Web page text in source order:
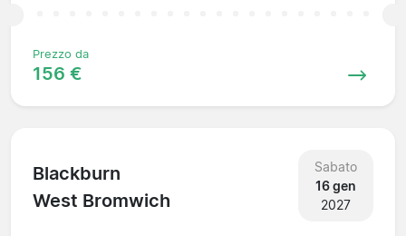
Prezzo da
156 €
Blackburn
West Bromwich
Sabato
16 gen
2027